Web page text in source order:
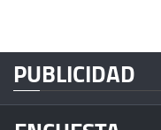
PUBLICIDAD